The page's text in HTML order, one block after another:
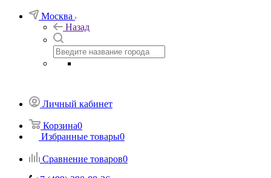
Москва
Назад
Личный кабинет
Корзина0
Избранные товары0
Сравнение товаров0